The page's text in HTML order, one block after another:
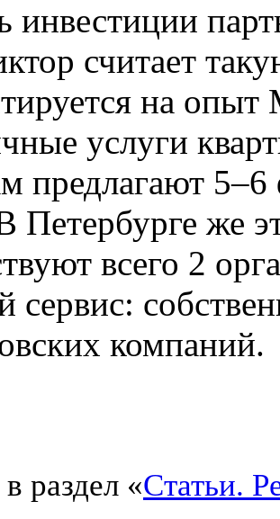
инвестиции
считает
на
услуги
предлагают
Петербурге же
всего 2
сервис:
компаний.
раздел «Статьи.